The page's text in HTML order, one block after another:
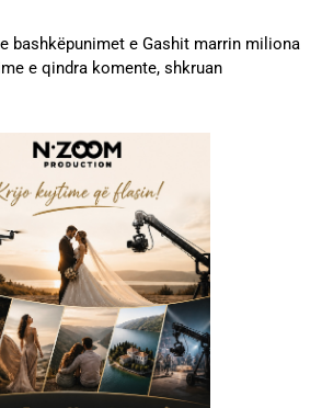
bashkëpunimet e Gashit marrin miliona
e qindra komente, shkruan